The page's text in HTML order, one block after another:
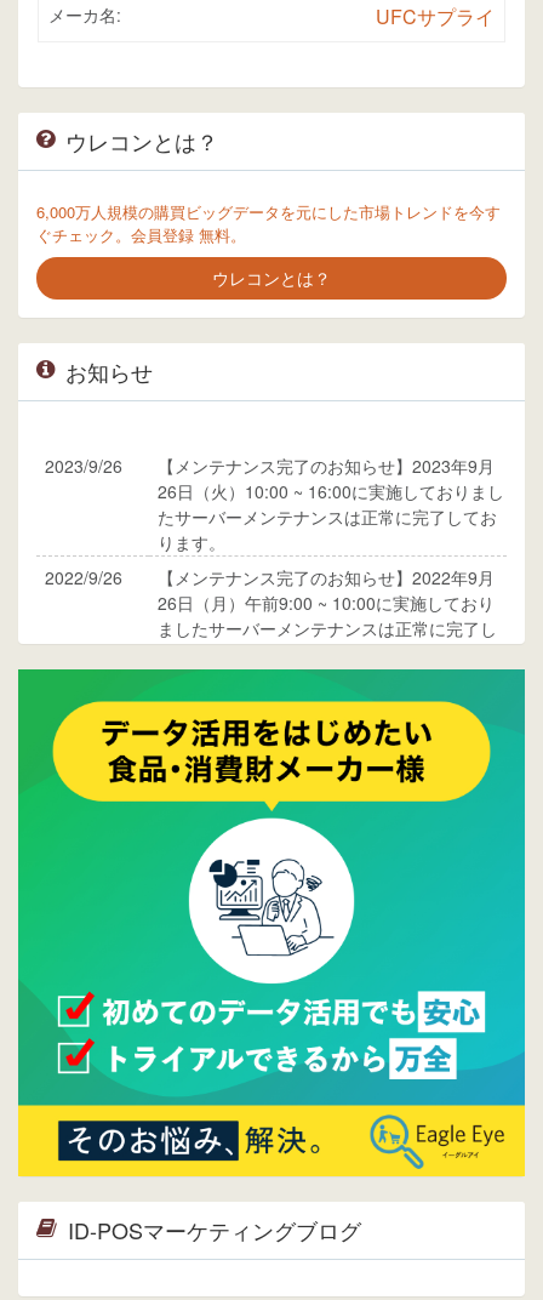
メーカ名: UFCサプライ
ウレコンとは？
6,000万人規模の購買ビッグデータを元にした市場トレンドを今す
ぐチェック。会員登録 無料。
ウレコンとは？
お知らせ
2023/9/26
【メンテナンス完了のお知らせ】2023年9月
26日（火）10:00 ~ 16:00に実施しておりまし
たサーバーメンテナンスは正常に完了してお
ります。
2022/9/26
【メンテナンス完了のお知らせ】2022年9月
26日（月）午前9:00 ~ 10:00に実施しており
ましたサーバーメンテナンスは正常に完了し
ご覧ください。
2015/10/19
ウレコンのサイト機能を大幅バージョンアッ
プ。詳細はこちら。⇒告知ページへ
2015/09/28
ウレコンが機能拡充し、サイトリニューアル
しました。⇒
ウレコンFacebook
Facebookページを開設しました。詳細は
ら。
ウレコンサイトリリースしました。
ID-POSマーケティングブログ